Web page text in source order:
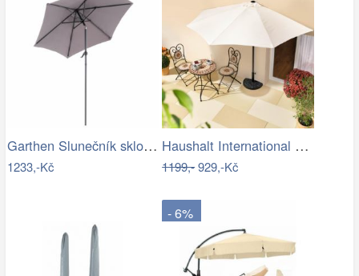
Garthen Slunečník sklopný s kličkou,…
1233,-Kč
Haushalt International Slunečník…
1199,-929,-Kč
- 6%